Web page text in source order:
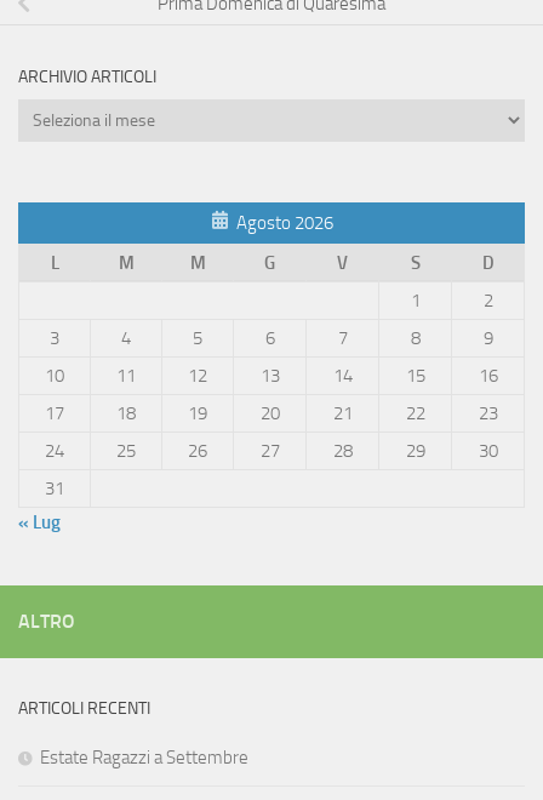
ARCHIVIO ARTICOLI
Archivio
Agosto 2026
L
M M G V S
D
1
2
3
4 5 6 7 8
9
10
11 12 13 14 15
16
17
18 19 20 21 22
23
24
25 26 27 28 29
30
31
« Lug
ALTRO
ARTICOLI RECENTI
Estate Ragazzi a Settembre